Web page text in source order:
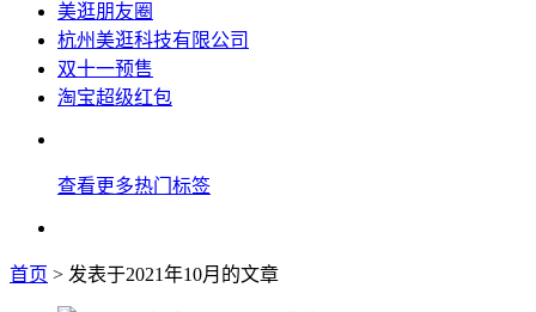
美逛朋友圈
杭州美逛科技有限公司
双十一预售
淘宝超级红包
查看更多热门标签
首页 > 发表于2021年10月的文章